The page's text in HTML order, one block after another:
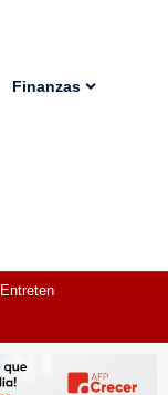
Finanzas
Entretenimiento